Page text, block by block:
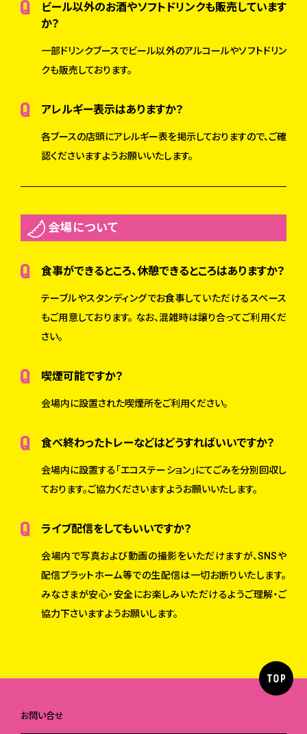
ビール以外のお酒やソフトドリンクも販売しています
か？
一部ドリンクブースでビール以外のアルコールやソフトドリン
クも販売しております。
アレルギー表示はありますか？
各ブースの店頭にアレルギー表を掲示しておりますので、ご確
認くださいますようお願いいたします。
会場について
食事ができるところ、休憩できるところはありますか？
テーブルやスタンディングでお食事していただけるスペース
もご用意しております。 なお、混雑時は譲り合ってご利用くだ
さい。
喫煙可能ですか？
会場内に設置された喫煙所をご利用ください。
食べ終わったトレーなどはどうすればいいですか？
会場内に設置する「エコステーション」にてごみを分別回収し
ております。ご協力くださいますようお願いいたします。
ライブ配信をしてもいいですか？
会場内で写真および動画の撮影をいただけますが、SNSや
配信プラットホーム等での生配信は一切お断りいたします。
みなさまが安心・安全にお楽しみいただけるようご理解・ご
協力下さいますようお願いします。
お問い合せ